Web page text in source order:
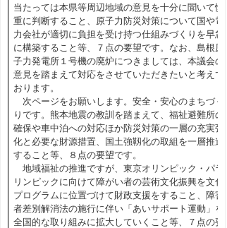
当たっては本県等周辺地域の意見を十分に聞いて慎
重に判断すること、原子力防災対策について国や電
力会社が適切に負担を受け持つ仕組みづくりを早急
に構築すること等、７点の要望です。なお、島根原
子力発電所１号機の廃炉につきましては、本議会の
意見を踏まえて対応をさせていただきたいと考えて
おります。
次ページをお願いします。安全・安心のまちづく
りです。熊本地震の教訓を踏まえて、福祉避難所の
確保や車中泊への対応ほか防災対策の一層の充実強
化と必要な財源措置、国土強靱化の取組を一層推進
すること等、８点の要望です。
地域福祉の推進ですが、東京オリンピック・パラ
リンピックに向けて障がい者の芸術文化振興を文化
プログラムに位置づけて財政支援をすること、障害
者差別解消法の施行に伴い「あいサポート運動」を
全国的な取り組みに拡大していくこと等、７点の要